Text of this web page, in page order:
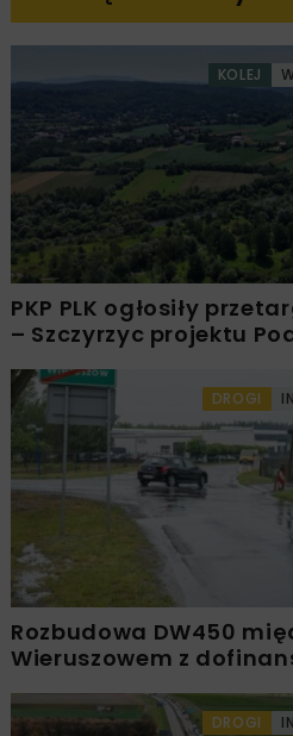
KOLEJ
PKP PLK ogłosiły
– Szczyrzyc projektu
DROGI
Rozbudowa DW450
Wieruszowem z
DROGI